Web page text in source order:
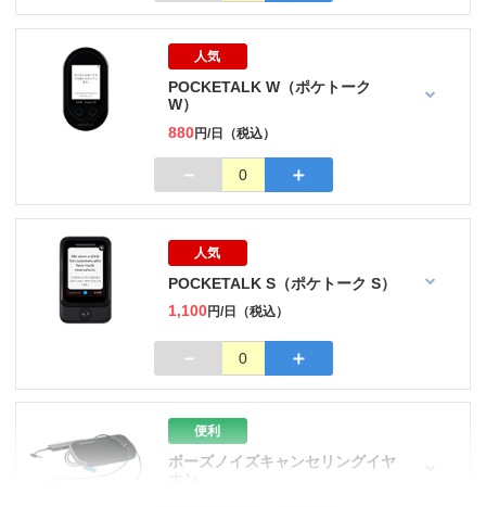
人気
POCKETALK W（ポケトーク
W）
880円/日（税込）
－ 0 ＋
人気
POCKETALK S（ポケトーク S）
1,100円/日（税込）
－ 0 ＋
便利
ボーズノイズキャンセリングイヤ